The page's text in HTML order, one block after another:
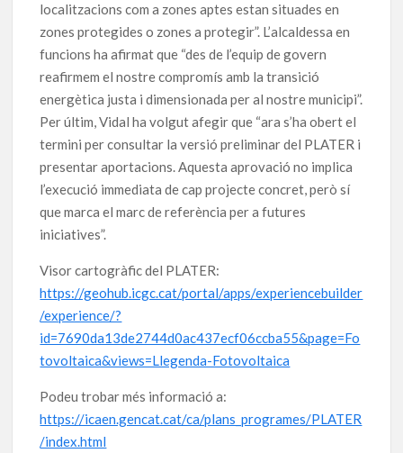
localitzacions com a zones aptes estan situades en
zones protegides o zones a protegir”. L’alcaldessa en
funcions ha afirmat que “des de l’equip de govern
reafirmem el nostre compromís amb la transició
energètica justa i dimensionada per al nostre municipi”.
Per últim, Vidal ha volgut afegir que “ara s’ha obert el
termini per consultar la versió preliminar del PLATER i
presentar aportacions. Aquesta aprovació no implica
l’execució immediata de cap projecte concret, però sí
que marca el marc de referència per a futures
iniciatives”.
Visor cartogràfic del PLATER:
https://geohub.icgc.cat/portal/apps/experiencebuilder
/experience/?
id=7690da13de2744d0ac437ecf06ccba55&page=Fo
tovoltaica&views=Llegenda-Fotovoltaica
Podeu trobar més informació a:
https://icaen.gencat.cat/ca/plans_programes/PLATER
/index.html